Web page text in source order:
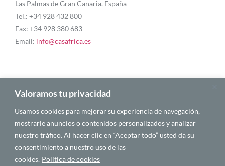
Valoramos tu privacidad
Usamos cookies para mejorar su experiencia de navegación,
mostrarle anuncios o contenidos personalizados y analizar
nuestro tráfico. Al hacer clic en “Aceptar todo” usted da su
consentimiento a nuestro uso de las
cookies. Política de cookies
Las Palmas de Gran Canaria. España
Tel.: +34 928 432 800
Fax: +34 928 380 683
Email: info@casafrica.es
Blog
Quiénes somos
Autores
Español